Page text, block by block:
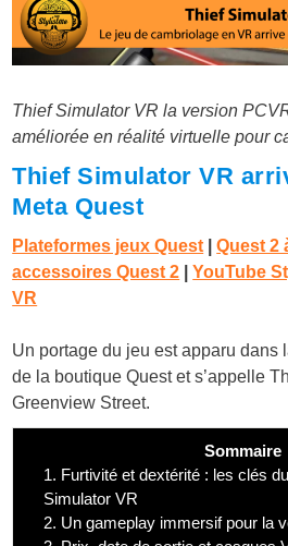
Thief Simulator VR la version
améliorée en réalité virtuelle pour
Thief Simulator VR
Meta Quest
Plateformes jeux Quest Quest 2
accessoires Quest 2
|YouTube
VR
Un portage du jeu est apparu dans
de la boutique Quest et s’appelle
Greenview Street.
Sommaire
1. Furtivité et dextérité : les clés
Simulator VR
2. Un gameplay immersif pour la